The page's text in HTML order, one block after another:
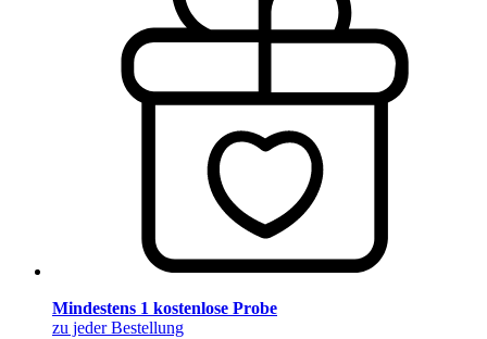
Mindestens 1 kostenlose Probe
zu jeder Bestellung